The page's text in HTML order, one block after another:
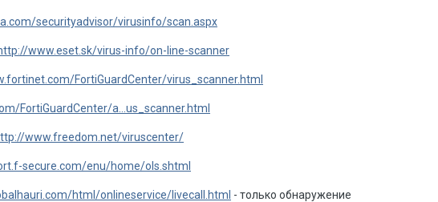
securityadvisor/virusinfo/scan.aspx
www.eset.sk/virus-info/on-line-scanner
FortiGuardCenter/virus_scanner.html
FortiGuardCenter/a...us_scanner.html
www.freedom.net/viruscenter/
secure.com/enu/home/ols.shtml
html/onlineservice/livecall.html - только обнаружение